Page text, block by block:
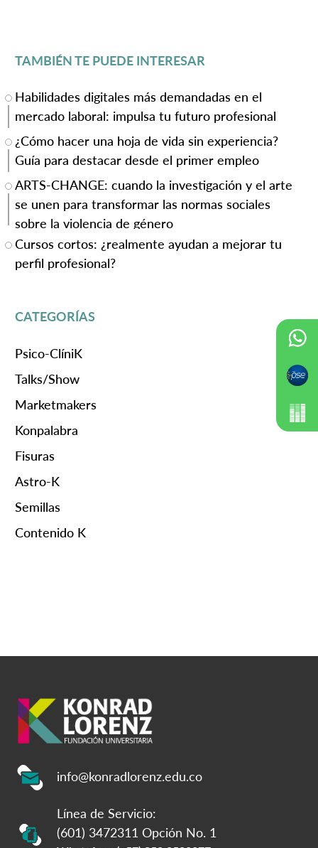
TAMBIÉN TE PUEDE INTERESAR
Habilidades digitales más demandadas en el
mercado laboral: impulsa tu futuro profesional
¿Cómo hacer una hoja de vida sin experiencia?
Guía para destacar desde el primer empleo
ARTS-CHANGE: cuando la investigación y el arte
se unen para transformar las normas sociales
sobre la violencia de género
Cursos cortos: ¿realmente ayudan a mejorar tu
perfil profesional?
CATEGORÍAS
Psico-ClíniK
Talks/Show
Marketmakers
Konpalabra
Fisuras
Astro-K
Semillas
Contenido K
info@konradlorenz.edu.co
Línea de Servicio:
(601) 3472311 Opción No. 1